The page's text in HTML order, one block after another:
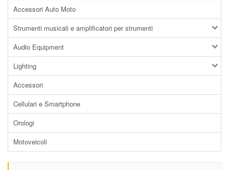
Accessori Auto Moto
Strumenti musicali e amplificatori per strumenti
Audio Equipment
Lighting
Accessori
Cellulari e Smartphone
Orologi
Motoveicoli